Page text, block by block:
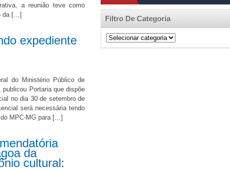
Filtro De Categoria
Filtro
a reunião teve como
da […]
expediente
do Ministério Público de
Portaria que dispõe
no dia 30 de setembro de
será necessária tendo
MPC-MG para […]
da
cultural: